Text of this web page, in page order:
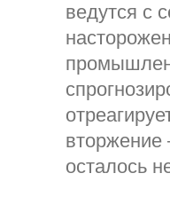
ведутся с
осталось